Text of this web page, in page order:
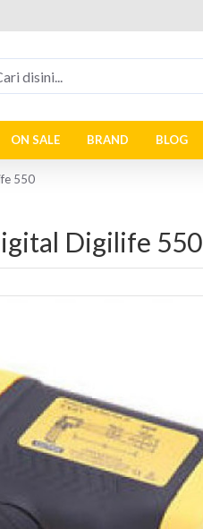
ON SALE BRAND BLOG
550
Digilife 550